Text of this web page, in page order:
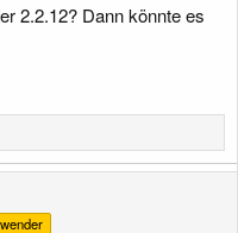
2.2.12? Dann könnte es